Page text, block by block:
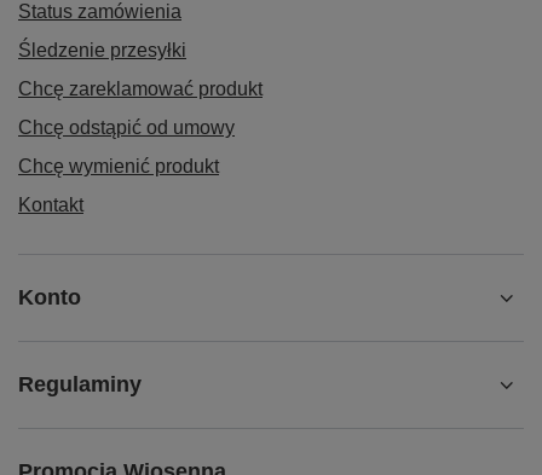
Status zamówienia
Śledzenie przesyłki
Chcę zareklamować produkt
Chcę odstąpić od umowy
Chcę wymienić produkt
Kontakt
Konto
Regulaminy